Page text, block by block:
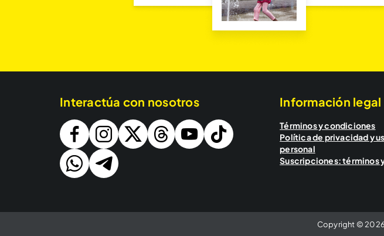
Interactúa con nosotros Información legal
Términos y condiciones
Política de privacidad y
personal
Suscripciones: términos
Copyright © 2026